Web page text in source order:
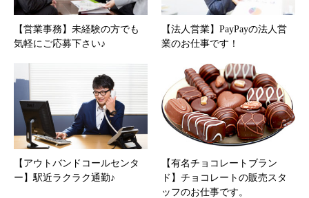
【営業事務】未経験の方でも
気軽にご応募下さい♪
【法人営業】PayPayの法人営
業のお仕事です！
【アウトバンドコールセンタ
ー】駅近ラクラク通勤♪
【有名チョコレートブラン
ド】チョコレートの販売スタ
ッフのお仕事です。